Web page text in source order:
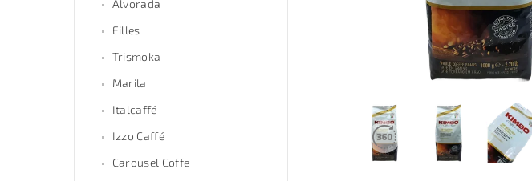
Alvorada
Eilles
Trismoka
Marila
Italcaffé
Izzo Caffé
Carousel Coffe